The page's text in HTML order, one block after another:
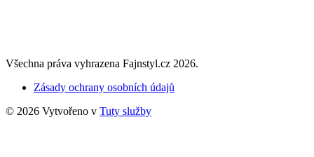
Všechna práva vyhrazena Fajnstyl.cz 2026.
Zásady ochrany osobních údajů
© 2026 Vytvořeno v Tuty služby